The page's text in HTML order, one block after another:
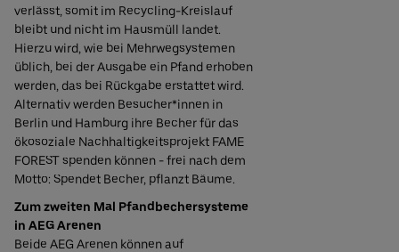
verlässt, somit im Recycling-Kreislauf
bleibt und nicht im Hausmüll landet.
Hierzu wird, wie bei Mehrwegsystemen
üblich, bei der Ausgabe ein Pfand erhoben
werden, das bei Rückgabe erstattet wird.
Alternativ werden Besucher*innen in
Berlin und Hamburg ihre Becher für das
ökosoziale Nachhaltigkeitsprojekt FAME
FOREST spenden können - frei nach dem
Motto: Spendet Becher, pflanzt Bäume.
Zum zweiten Mal Pfandbechersysteme
in AEG Arenen
Beide AEG Arenen können auf